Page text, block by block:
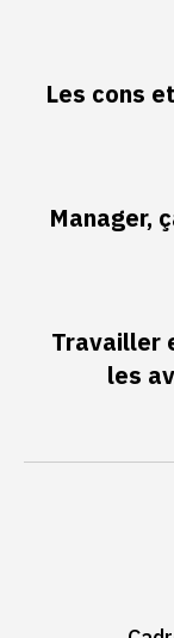
Les cons
Manager,
Travailler
les